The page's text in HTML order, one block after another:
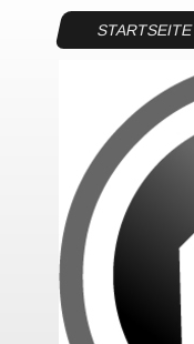
STARTSEITE